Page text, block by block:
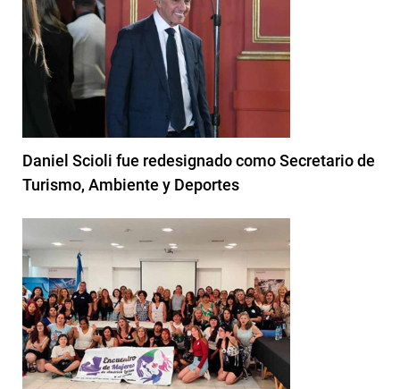
Daniel Scioli fue redesignado como Secretario de
Turismo, Ambiente y Deportes